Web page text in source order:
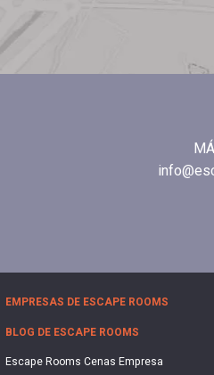
EMPRESAS DE ESCAPE ROOMS
BLOG DE ESCAPE ROOMS
Escape Rooms Cenas Empresa